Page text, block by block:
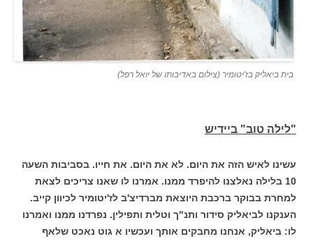
בית ביאליק בז'יטומיר (צילום באדיבותו של יואל רפל)
"לילה טוב" ביידיש
עשינו לאיש הזה את היום. לא את היום. את חייו. בסביבות השעה
10 בלילה נאלצנו להיפרד ממנו. אמרנו לו שאנו צריכים לצאת
למחרת בבוקר ברכבת היוצאת מברדיצ'ב לז'יטומיר לכיוון קייב.
הענקנו לביאליק סידור ותנ"ך וטלית ותפילין. נפרדנו ממנו ואמרנו
לו: ביאליק, אנחנו מחבקים אותך ועכשיו א גוט נאכט שלאף